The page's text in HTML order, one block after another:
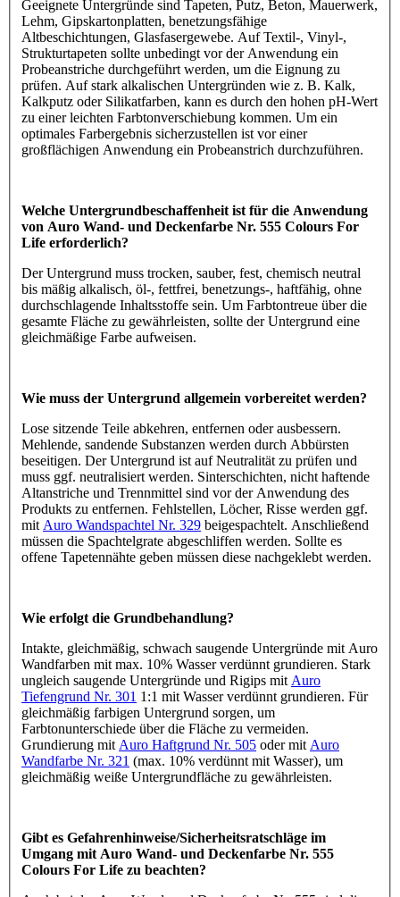
Geeignete Untergründe sind Tapeten, Putz, Beton, Mauerwerk,
Lehm, Gipskartonplatten, benetzungsfähige
Altbeschichtungen, Glasfasergewebe. Auf Textil-, Vinyl-,
Strukturtapeten sollte unbedingt vor der Anwendung ein
Probeanstriche durchgeführt werden, um die Eignung zu
prüfen. Auf stark alkalischen Untergründen wie z. B. Kalk,
Kalkputz oder Silikatfarben, kann es durch den hohen pH-Wert
zu einer leichten Farbtonverschiebung kommen. Um ein
optimales Farbergebnis sicherzustellen ist vor einer
großflächigen Anwendung ein Probeanstrich durchzuführen.
Welche Untergrundbeschaffenheit ist für die Anwendung
von Auro Wand- und Deckenfarbe Nr. 555 Colours For
Life erforderlich?
Der Untergrund muss trocken, sauber, fest, chemisch neutral
bis mäßig alkalisch, öl-, fettfrei, benetzungs-, haftfähig, ohne
durchschlagende Inhaltsstoffe sein. Um Farbtontreue über die
gesamte Fläche zu gewährleisten, sollte der Untergrund eine
gleichmäßige Farbe aufweisen.
Wie muss der Untergrund allgemein vorbereitet werden?
Lose sitzende Teile abkehren, entfernen oder ausbessern.
Mehlende, sandende Substanzen werden durch Abbürsten
beseitigen. Der Untergrund ist auf Neutralität zu prüfen und
muss ggf. neutralisiert werden. Sinterschichten, nicht haftende
Altanstriche und Trennmittel sind vor der Anwendung des
Produkts zu entfernen. Fehlstellen, Löcher, Risse werden ggf.
mit Auro Wandspachtel Nr. 329 beigespachtelt. Anschließend
müssen die Spachtelgrate abgeschliffen werden. Sollte es
offene Tapetennähte geben müssen diese nachgeklebt werden.
Wie erfolgt die Grundbehandlung?
Intakte, gleichmäßig, schwach saugende Untergründe mit Auro
Wandfarben mit max. 10% Wasser verdünnt grundieren. Stark
ungleich saugende Untergründe und Rigips mit Auro
Tiefengrund Nr. 301 1:1 mit Wasser verdünnt grundieren. Für
gleichmäßig farbigen Untergrund sorgen, um
Farbtonunterschiede über die Fläche zu vermeiden.
Grundierung mit Auro Haftgrund Nr. 505 oder mit Auro
Wandfarbe Nr. 321 (max. 10% verdünnt mit Wasser), um
gleichmäßig weiße Untergrundfläche zu gewährleisten.
Gibt es Gefahrenhinweise/Sicherheitsratschläge im
Umgang mit Auro Wand- und Deckenfarbe Nr. 555
Colours For Life zu beachten?